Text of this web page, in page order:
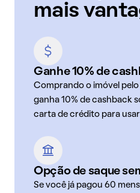
mais
Ganhe 10% de
Comprando o imóvel
ganha 10% de cashback
carta de crédito para
Opção de saque
Se você já pagou 60